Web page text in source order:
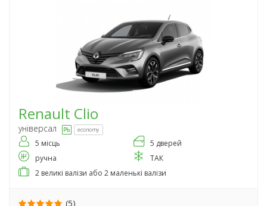
Renault Clio
універсал economy
5 місць
5 дверей
ручна
ТАК
2 великі валізи або 2 маленькі валізи
(5)